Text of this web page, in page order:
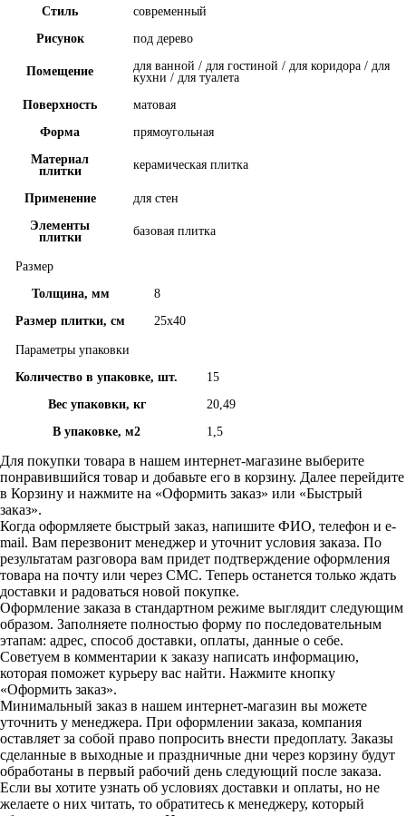
Стиль
современный
Рисунок
под дерево
Помещение
для ванной / для гостиной / для коридора / для
кухни / для туалета
Поверхность
матовая
Форма
прямоугольная
Материал
плитки
керамическая плитка
Применение
для стен
Элементы
плитки
базовая плитка
Размер
Толщина, мм
8
Размер плитки, см
25x40
Параметры упаковки
Количество в упаковке, шт.
15
Вес упаковки, кг
20,49
В упаковке, м2
1,5
Для покупки товара в нашем интернет-магазине выберите
понравившийся товар и добавьте его в корзину. Далее перейдите
в Корзину и нажмите на «Оформить заказ» или «Быстрый
заказ».
Когда оформляете быстрый заказ, напишите ФИО, телефон и e-
mail. Вам перезвонит менеджер и уточнит условия заказа. По
результатам разговора вам придет подтверждение оформления
товара на почту или через СМС. Теперь останется только ждать
доставки и радоваться новой покупке.
Оформление заказа в стандартном режиме выглядит следующим
образом. Заполняете полностью форму по последовательным
этапам: адрес, способ доставки, оплаты, данные о себе.
Советуем в комментарии к заказу написать информацию,
которая поможет курьеру вас найти. Нажмите кнопку
«Оформить заказ».
Минимальный заказ в нашем интернет-магазин вы можете
уточнить у менеджера. При оформлении заказа, компания
оставляет за собой право попросить внести предоплату. Заказы
сделанные в выходные и праздничные дни через корзину будут
обработаны в первый рабочий день следующий после заказа.
Если вы хотите узнать об условиях доставки и оплаты, но не
желаете о них читать, то обратитесь к менеджеру, который